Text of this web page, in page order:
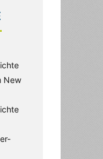
New